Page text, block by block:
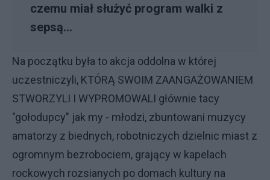
czemu miał służyć program walki z
sepsą...
Na początku była to akcja oddolna w której
uczestniczyli, KTÓRĄ SWOIM ZAANGAŻOWANIEM
STWORZYLI I WYPROMOWALI głównie tacy
"gołodupcy" jak my - młodzi, zbuntowani muzycy
amatorzy z biednych, robotniczych dzielnic miast z
ogromnym bezrobociem, grający w kapelach
rockowych rozsianych po domach kultury na